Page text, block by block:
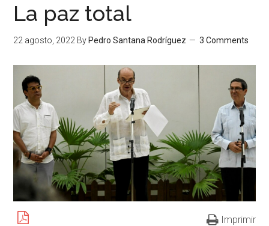
La paz total
22 agosto, 2022 By Pedro Santana Rodríguez 3 Comments
Imprimir